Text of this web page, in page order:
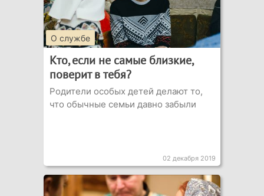
О службе
Кто, если не самые близкие,
поверит в тебя?
Родители особых детей делают то,
что обычные семьи давно забыли
02 декабря 2019